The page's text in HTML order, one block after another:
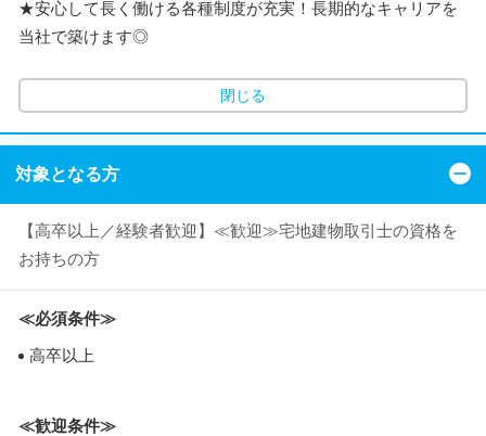
★安心して長く働ける各種制度が充実！長期的なキャリアを
当社で築けます◎
閉じる
対象となる方
【高卒以上／経験者歓迎】≪歓迎≫宅地建物取引士の資格を
お持ちの方
≪必須条件≫
高卒以上
≪歓迎条件≫